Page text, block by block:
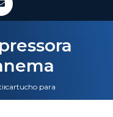
de impressora
cartucho para impressora